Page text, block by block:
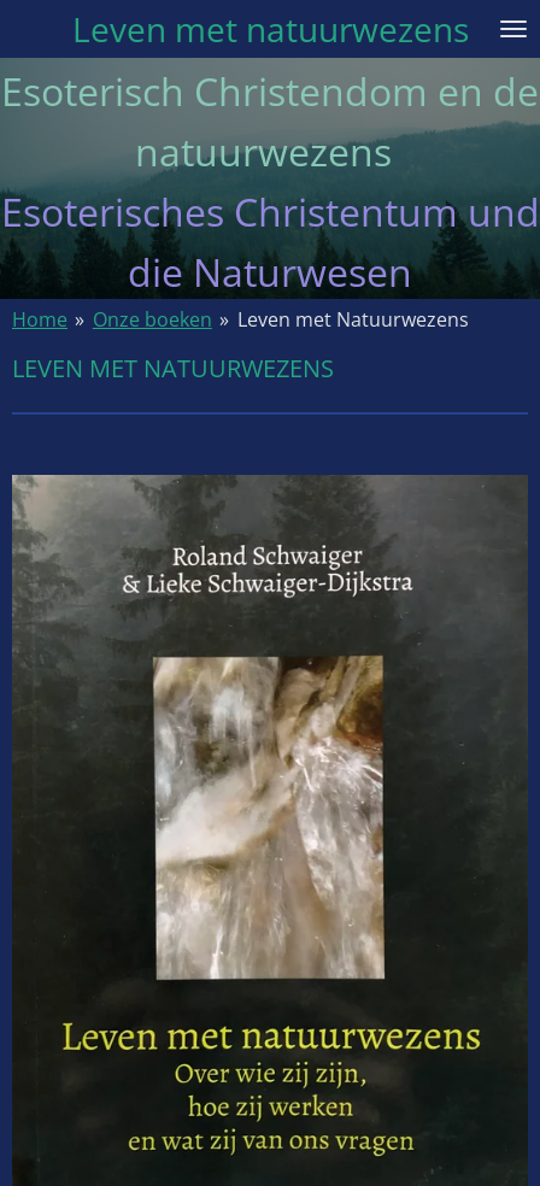
direct
naar
de
Leven met natuurwezens
Esoterisch Christendom en de
natuurwezens
Esoterisches Christentum und
die Naturwesen
Home » Onze boeken » Leven met Natuurwezens
LEVEN MET NATUURWEZENS